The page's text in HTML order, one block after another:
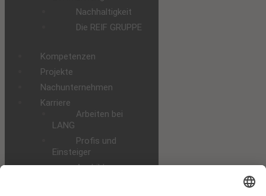
Nachhaltigkeit
Die REIF GRUPPE
Kompetenzen
Projekte
Nachunternehmen
Karriere
Arbeiten bei
LANG
Profis und
Einsteiger
Ausbildung